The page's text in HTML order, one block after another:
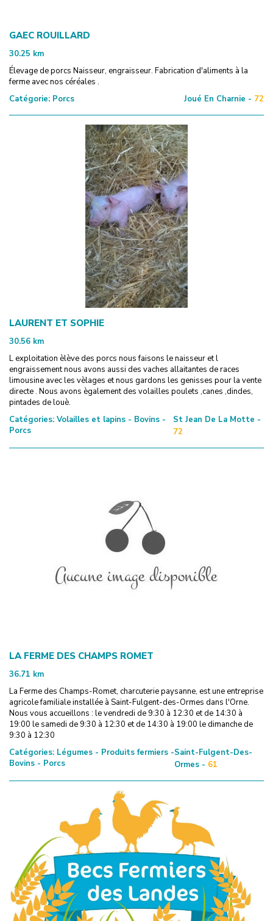
GAEC ROUILLARD
30.25 km
Élevage de porcs Naisseur, engraisseur. Fabrication d'aliments à la
ferme avec nos céréales .
Catégorie: Porcs Joué En Charnie - 72
LAURENT ET SOPHIE
30.56 km
L exploitation èlève des porcs nous faisons le naisseur et l
engraissement nous avons aussi des vaches allaitantes de races
limousine avec les vèlages et nous gardons les genisses pour la vente
directe . Nous avons ègalement des volailles poulets ,canes ,dindes,
pintades de louè.
Catégories: Volailles et lapins - Bovins -
Porcs
St Jean De La Motte -
72
LA FERME DES CHAMPS ROMET
36.71 km
La Ferme des Champs-Romet, charcuterie paysanne, est une entreprise
agricole familiale installée à Saint-Fulgent-des-Ormes dans l'Orne.
Nous vous accueillons : le vendredi de 9:30 à 12:30 et de 14:30 à
19:00 le samedi de 9:30 à 12:30 et de 14:30 à 19:00 le dimanche de
9:30 à 12:30
Catégories: Légumes - Produits fermiers -
Bovins - Porcs
Saint-Fulgent-Des-
Ormes - 61